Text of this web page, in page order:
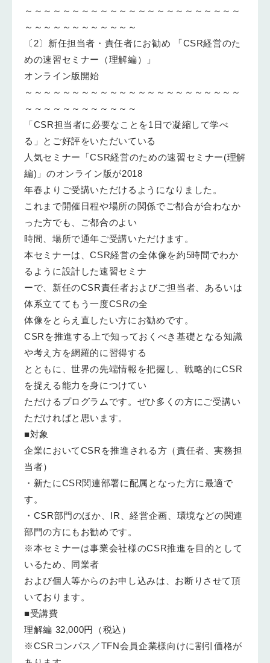
～～～～～～～～～～～～～～～～～～～～～～～
～～～～～～～～～～～～
〔2〕新任担当者・責任者にお勧め 「CSR経営のた
めの速習セミナー（理解編）」
オンライン版開始
～～～～～～～～～～～～～～～～～～～～～～～
～～～～～～～～～～～～
「CSR担当者に必要なことを1日で凝縮して学べ
る」とご好評をいただいている
人気セミナー「CSR経営のための速習セミナー(理解
編)」のオンライン版が2018
年春よりご受講いただけるようになりました。
これまで開催日程や場所の関係でご都合が合わなか
った方でも、ご都合のよい
時間、場所で通年ご受講いただけます。
本セミナーは、CSR経営の全体像を約5時間でわか
るように設計した速習セミナ
ーで、新任のCSR責任者およびご担当者、あるいは
体系立ててもう一度CSRの全
体像をとらえ直したい方にお勧めです。
CSRを推進する上で知っておくべき基礎となる知識
や考え方を網羅的に習得する
とともに、世界の先端情報を把握し、戦略的にCSR
を捉える能力を身につけてい
ただけるプログラムです。ぜひ多くの方にご受講い
ただければと思います。
■対象
企業においてCSRを推進される方（責任者、実務担
当者）
・新たにCSR関連部署に配属となった方に最適で
す。
・CSR部門のほか、IR、経営企画、環境などの関連
部門の方にもお勧めです。
※本セミナーは事業会社様のCSR推進を目的として
いるため、同業者
および個人等からのお申し込みは、お断りさせて頂
いております。
■受講費
理解編 32,000円（税込）
※CSRコンパス／TFN会員企業様向けに割引価格が